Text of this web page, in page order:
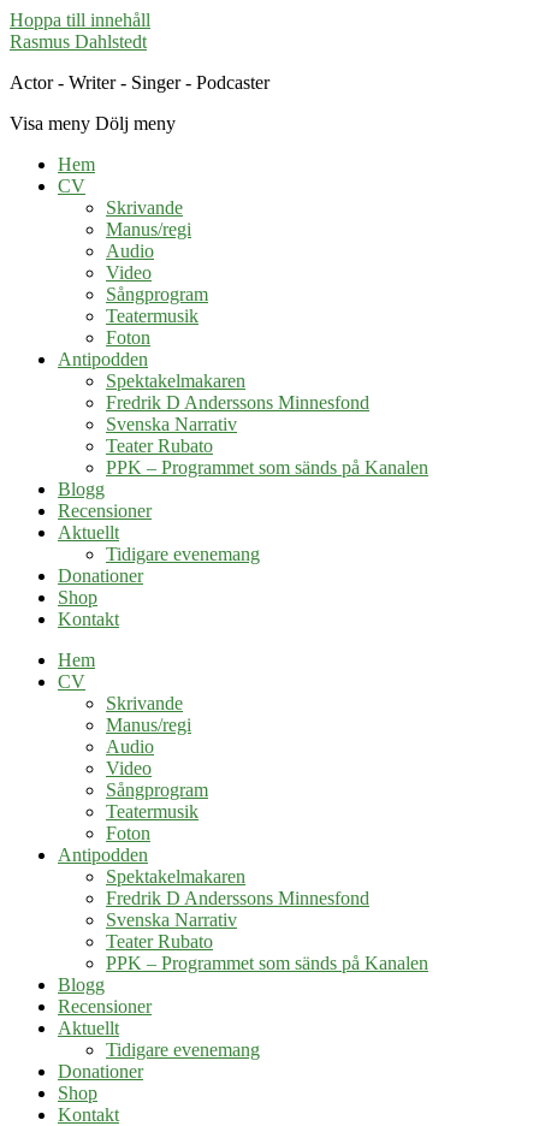
Hoppa till innehåll
Rasmus Dahlstedt
Actor - Writer - Singer - Podcaster
Visa meny Dölj meny
Hem
CV
Skrivande
Manus/regi
Audio
Video
Sångprogram
Teatermusik
Foton
Antipodden
Spektakelmakaren
Fredrik D Anderssons Minnesfond
Svenska Narrativ
Teater Rubato
PPK – Programmet som sänds på Kanalen
Blogg
Recensioner
Aktuellt
Tidigare evenemang
Donationer
Shop
Kontakt
Hem
CV
Skrivande
Manus/regi
Audio
Video
Sångprogram
Teatermusik
Foton
Antipodden
Spektakelmakaren
Fredrik D Anderssons Minnesfond
Svenska Narrativ
Teater Rubato
PPK – Programmet som sänds på Kanalen
Blogg
Recensioner
Aktuellt
Tidigare evenemang
Donationer
Shop
Kontakt